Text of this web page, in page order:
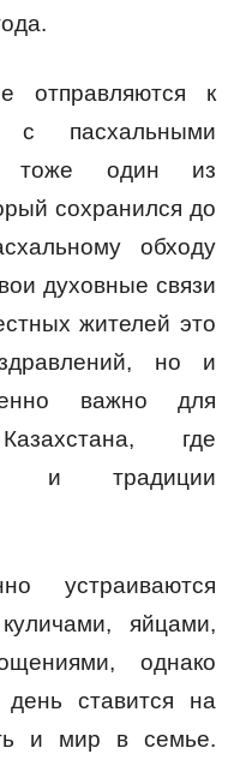
отправляются к
пасхальными
тоже один из
сохранился до
обходу
духовные связи
жителей это
но и
важно для
где
и традиции
устраиваются
яйцами,
однако
ставится на
и мир в семье.